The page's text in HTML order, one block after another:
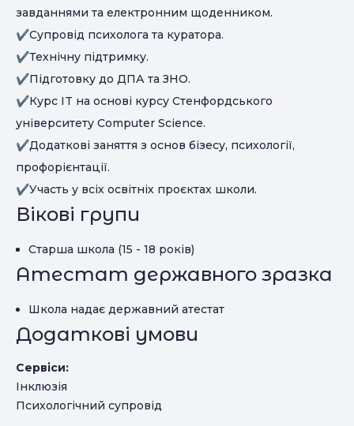
завданнями та електронним щоденником.
✔️Супровід психолога та куратора.
✔️Технічну підтримку.
✔️Підготовку до ДПА та ЗНО.
✔️Курс IT на основі курсу Стенфордського
університету Computer Science.
✔️Додаткові заняття з основ бізесу, психології,
профорієнтації.
✔️Участь у всіх освітніх проєктах школи.
Вікові групи
Старша школа (15 - 18 років)
Атестат державного зразка
Школа надає державний атестат
Додаткові умови
Сервіси:
Інклюзія
Психологічний супровід